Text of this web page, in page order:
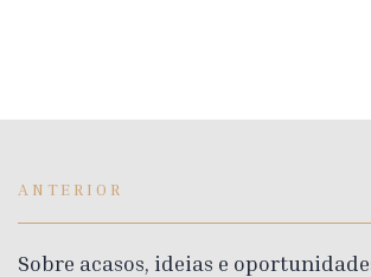
ANTERIOR
Sobre acasos, ideias e